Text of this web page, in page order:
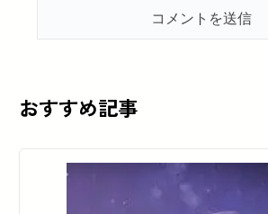
おすすめ記事